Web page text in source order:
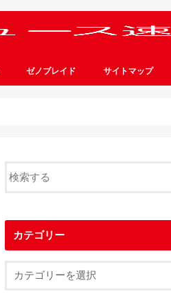
ゼノブレイド サイトマップ
カテゴリー